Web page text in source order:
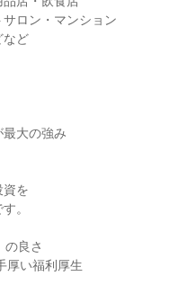
ロン・マンション
など
大の強み
資を
。
の良さ
厚い福利厚生